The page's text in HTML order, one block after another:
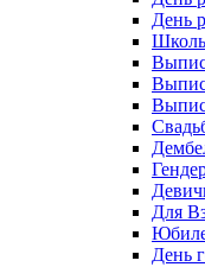
День
Для
День